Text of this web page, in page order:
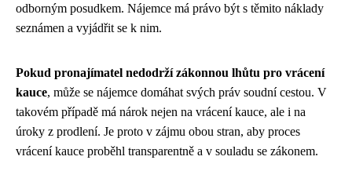
odborným posudkem. Nájemce má právo být s těmito náklady
seznámen a vyjádřit se k nim.
Pokud pronajímatel nedodrží zákonnou lhůtu pro vrácení
kauce, může se nájemce domáhat svých práv soudní cestou. V
takovém případě má nárok nejen na vrácení kauce, ale i na
úroky z prodlení. Je proto v zájmu obou stran, aby proces
vrácení kauce proběhl transparentně a v souladu se zákonem.